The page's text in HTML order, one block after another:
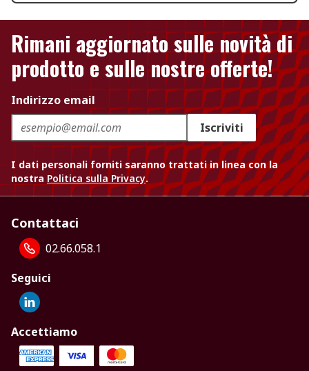
Rimani aggiornato sulle novità di
prodotto e sulle nostre offerte!
Indirizzo email
Iscriviti
I dati personali forniti saranno trattati in linea con la
nostra Politica sulla Privacy.
Contattaci
02.66.058.1
Seguici
Accettiamo